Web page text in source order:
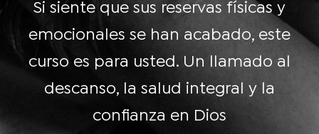
Si siente que sus reservas físicas y
emocionales se han acabado, este
curso es para usted. Un llamado al
descanso, la salud integral y la
confianza en Dios